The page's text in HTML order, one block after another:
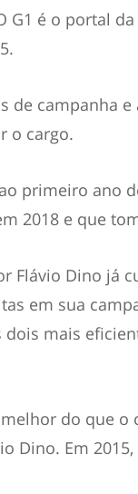
é o portal da
de campanha
o cargo.
primeiro ano
2018 e que
Flávio Dino já
em sua
mais
do que o
Dino. Em